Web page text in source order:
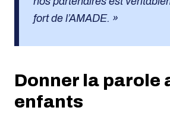
fort de l’AMADE. »
Donner la parole
enfants